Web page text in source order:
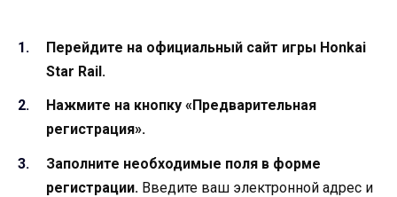
Перейдите на официальный сайт игры Honkai
Star Rail.
Нажмите на кнопку «Предварительная
регистрация».
Заполните необходимые поля в форме
регистрации. Введите ваш электронной адрес и